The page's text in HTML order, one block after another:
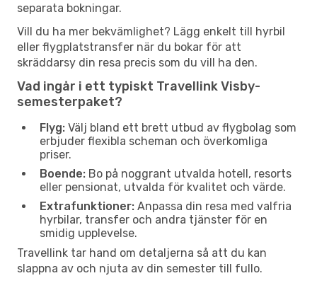
separata bokningar.
Vill du ha mer bekvämlighet? Lägg enkelt till hyrbil
eller flygplatstransfer när du bokar för att
skräddarsy din resa precis som du vill ha den.
Vad ingår i ett typiskt Travellink Visby-
semesterpaket?
Flyg: Välj bland ett brett utbud av flygbolag som
erbjuder flexibla scheman och överkomliga
priser.
Boende: Bo på noggrant utvalda hotell, resorts
eller pensionat, utvalda för kvalitet och värde.
Extrafunktioner: Anpassa din resa med valfria
hyrbilar, transfer och andra tjänster för en
smidig upplevelse.
Travellink tar hand om detaljerna så att du kan
slappna av och njuta av din semester till fullo.